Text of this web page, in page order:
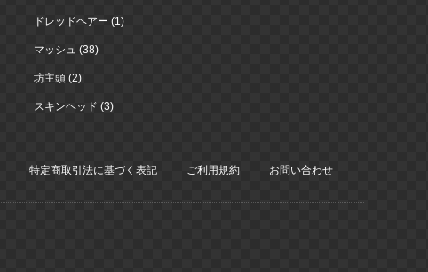
ドレッドヘアー (1)
マッシュ (38)
坊主頭 (2)
スキンヘッド (3)
特定商取引法に基づく表記 ご利用規約 お問い合わせ